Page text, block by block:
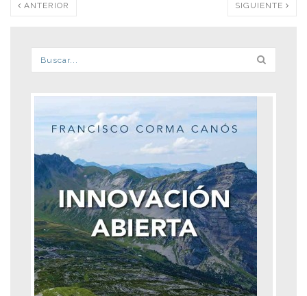
ANTERIOR SIGUIENTE
Formulario de búsqueda